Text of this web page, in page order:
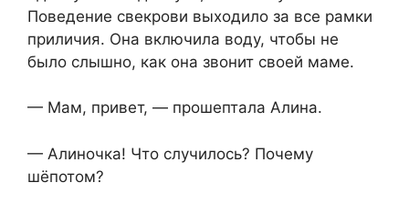
Поведение свекрови выходило за все рамки
приличия. Она включила воду, чтобы не
было слышно, как она звонит своей маме.
— Мам, привет, — прошептала Алина.
— Алиночка! Что случилось? Почему
шёпотом?